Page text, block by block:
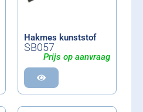
Hakmes kunststof
SB057
Prijs op aanvraag